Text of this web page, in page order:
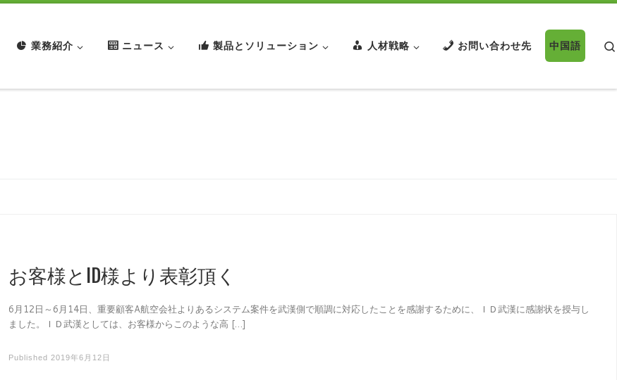
業務紹介 ニュース 製品とソリューション 人材戦略 お問い合わせ先 中国語
お客様とID様より表彰頂く
6月12日～6月14日、重要顧客A航空会社よりあるシステム案件を武漢側で順調に対応したことを感謝するために、ＩＤ武漢に感謝状を授与し
ました。ＩＤ武漢としては、お客様からこのような高 […]
Published 2019年6月12日